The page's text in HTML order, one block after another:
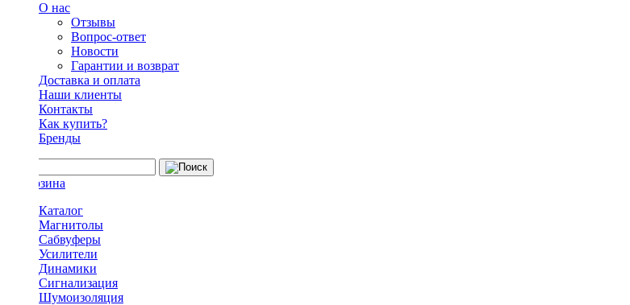
О нас
Отзывы
Вопрос-ответ
Новости
Гарантии и возврат
Доставка и оплата
Наши клиенты
Контакты
Как купить?
Бренды
Каталог
Магнитолы
Сабвуферы
Усилители
Динамики
Сигнализация
Шумоизоляция